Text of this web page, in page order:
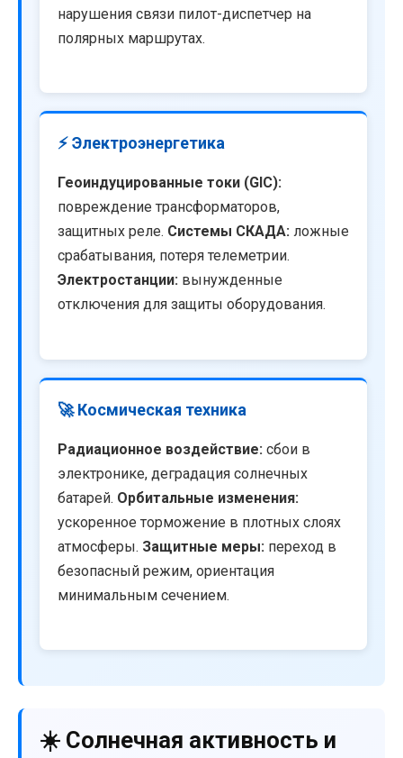
нарушения связи пилот-диспетчер на
полярных маршрутах.
⚡ Электроэнергетика
Геоиндуцированные токи (GIC):
повреждение трансформаторов,
защитных реле. Системы СКАДА: ложные
срабатывания, потеря телеметрии.
Электростанции: вынужденные
отключения для защиты оборудования.
🚀 Космическая техника
Радиационное воздействие: сбои в
электронике, деградация солнечных
батарей. Орбитальные изменения:
ускоренное торможение в плотных слоях
атмосферы. Защитные меры: переход в
безопасный режим, ориентация
минимальным сечением.
☀️ Солнечная активность и